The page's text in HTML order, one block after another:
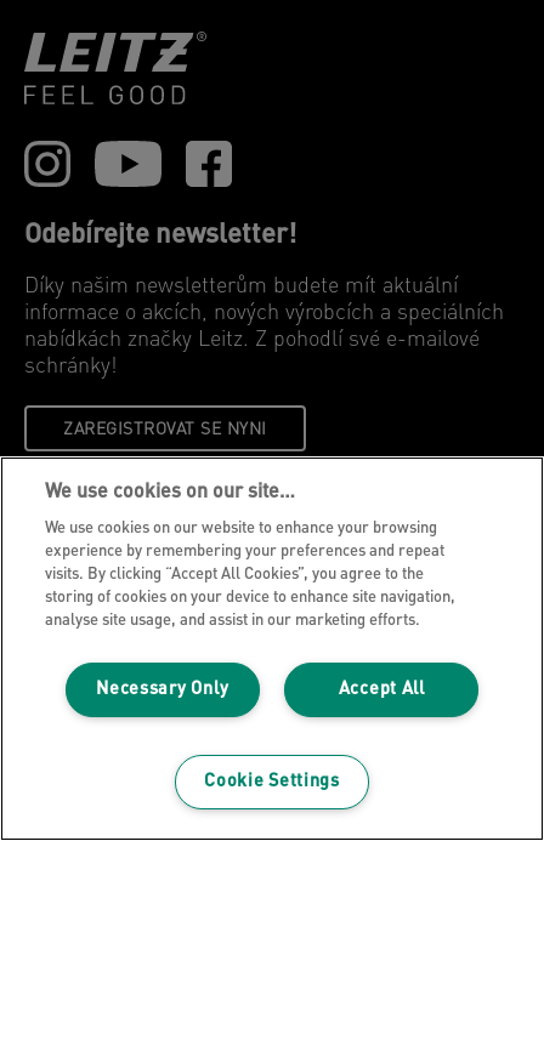
Odebírejte newsletter!
Díky našim newsletterům budete mít aktuální
informace o akcích, nových výrobcích a speciálních
nabídkách značky Leitz. Z pohodlí své e-mailové
schránky!
ZAREGISTROVAT SE NYNI
Soubory cookie
Právní upozornění
Otisk
Správa mých dat
Blog společnosti Leitz
Zákaznická podpora
We use cookies on our site…
We use cookies on our website to enhance your browsing
experience by remembering your preferences and repeat
visits. By clicking “Accept All Cookies”, you agree to the
storing of cookies on your device to enhance site navigation,
analyse site usage, and assist in our marketing efforts.
Accept All
Necessary Only
Cookie Settings